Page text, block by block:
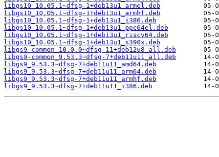
libgs10_10.05.1~dfsg-1+deb13u1_armel.deb
libgs10_10.05.1~dfsg-1+deb13u1_armhf.deb
libgs10_10.05.1~dfsg-1+deb13u1_i386.deb
libgs10_10.05.1~dfsg-1+deb13u1_ppc64el.deb
libgs10_10.05.1~dfsg-1+deb13u1_riscv64.deb
libgs10_10.05.1~dfsg-1+deb13u1_s390x.deb
libgs9-common_10.0.0~dfsg-11+deb12u8_all.deb
libgs9-common_9.53.3~dfsg-7+deb11u11_all.deb
libgs9_9.53.3~dfsg-7+deb11u11_amd64.deb
libgs9_9.53.3~dfsg-7+deb11u11_arm64.deb
libgs9_9.53.3~dfsg-7+deb11u11_armhf.deb
libgs9_9.53.3~dfsg-7+deb11u11_i386.deb